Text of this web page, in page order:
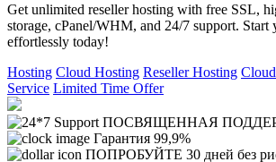
Get unlimited reseller hosting with free SSL,
storage, cPanel/WHM, and 24/7 support. Start
effortlessly today!
Hosting Cloud Hosting Reseller Hosting
Service Limited Time Offer
ПОСВЯЩЕННАЯ
Гарантия 99,9%
ПОПРОБУЙТЕ 30 дней без